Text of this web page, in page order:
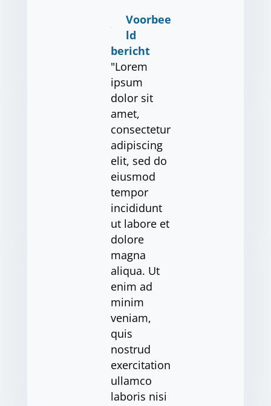
Voorbee
ld
bericht
"Lorem
ipsum
dolor sit
amet,
consectetur
adipiscing
elit, sed do
eiusmod
tempor
incididunt
ut labore et
dolore
magna
aliqua. Ut
enim ad
minim
veniam,
quis
nostrud
exercitation
ullamco
laboris nisi